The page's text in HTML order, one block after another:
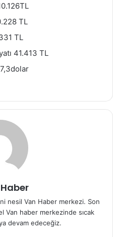
TL
TL
41.413 TL
nesil Van Haber merkezi. Son
Van haber merkezinde sıcak
devam edeceğiz.